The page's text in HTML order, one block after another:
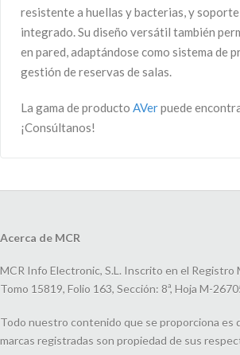
resistente a huellas y bacterias, y soporte
integrado. Su diseño versátil también
en pared, adaptándose como sistema de
gestión de reservas de salas.
La gama de producto AVerpuede
¡Consúltanos!
Acerca de MCR
MCR Info Electronic, S.L. Inscrito en el Registro
Tomo 15819, Folio 163, Sección: 8ª, Hoja M-
Todo nuestro contenido que se proporciona es
marcas registradas son propiedad de sus